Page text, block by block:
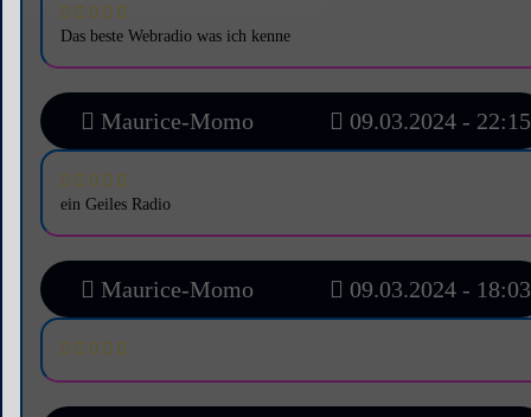
Das beste Webradio was ich kenne
Maurice-Momo 09.03.2024 - 22:15
ein Geiles Radio
Maurice-Momo 09.03.2024 - 18:03